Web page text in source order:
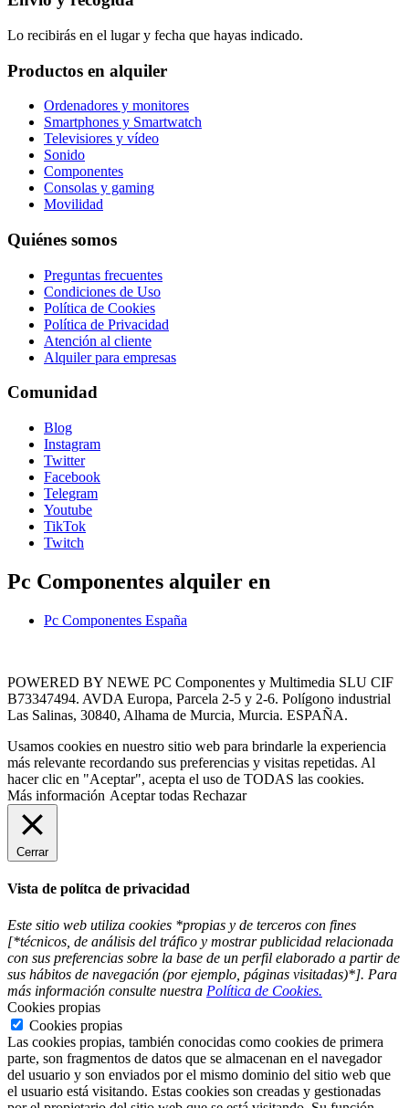
Lo recibirás en el lugar y fecha que hayas indicado.
Productos en alquiler
Ordenadores y monitores
Smartphones y Smartwatch
Televisiores y vídeo
Sonido
Componentes
Consolas y gaming
Movilidad
Quiénes somos
Preguntas frecuentes
Condiciones de Uso
Política de Cookies
Política de Privacidad
Atención al cliente
Alquiler para empresas
Comunidad
Blog
Instagram
Twitter
Facebook
Telegram
Youtube
TikTok
Twitch
Pc Componentes alquiler en
Pc Componentes España
POWERED BY NEWE PC Componentes y Multimedia SLU CIF
B73347494. AVDA Europa, Parcela 2-5 y 2-6. Polígono industrial
Las Salinas, 30840, Alhama de Murcia, Murcia. ESPAÑA.
Usamos cookies en nuestro sitio web para brindarle la experiencia
más relevante recordando sus preferencias y visitas repetidas. Al
hacer clic en "Aceptar", acepta el uso de TODAS las cookies.
Más información Aceptar todas Rechazar
Cerrar
Vista de polítca de privacidad
Este sitio web utiliza cookies *propias y de terceros con fines
[*técnicos, de análisis del tráfico y mostrar publicidad relacionada
con sus preferencias sobre la base de un perfil elaborado a partir de
sus hábitos de navegación (por ejemplo, páginas visitadas)*]. Para
más información consulte nuestra Política de Cookies.
Cookies propias
Cookies propias
Las cookies propias, también conocidas como cookies de primera
parte, son fragmentos de datos que se almacenan en el navegador
del usuario y son enviados por el mismo dominio del sitio web que
el usuario está visitando. Estas cookies son creadas y gestionadas